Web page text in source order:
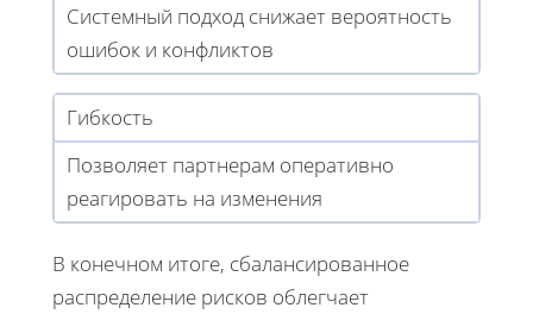
Системный подход снижает вероятность
ошибок и конфликтов
Гибкость
Позволяет партнерам оперативно
реагировать на изменения
В конечном итоге, сбалансированное
распределение рисков облегчает